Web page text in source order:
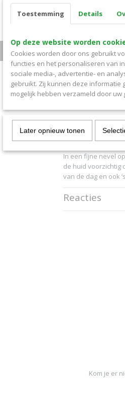
Productcode
Netto gewicht
Vichy Thermaal
Het
vulkanen. Vanuit
het aan het
hoge diversiteit
Het Mineraliserend
belang’, maakt de
externe agressies,
- Rijk aan een
Ingredienten
Aqua
In een fijne nevel
de huid voorzichtig
van de dag en ook
Reacties
Kom je er
Toestemming Details
Op deze website worden
Cookies worden door ons gebruikt
functies en het personaliseren van
sociale media-, advertentie- en
gebruikt. Zij kunnen deze informatie
mogelijk hebben verzameld door
Later opnieuw tonen